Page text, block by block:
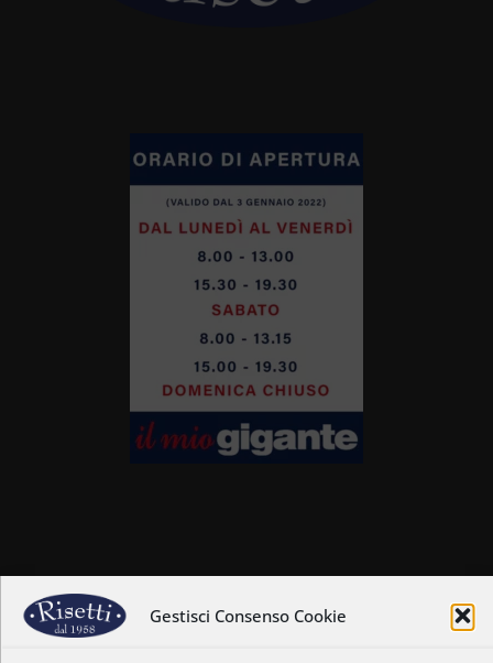
Gestisci Consenso Cookie
Home